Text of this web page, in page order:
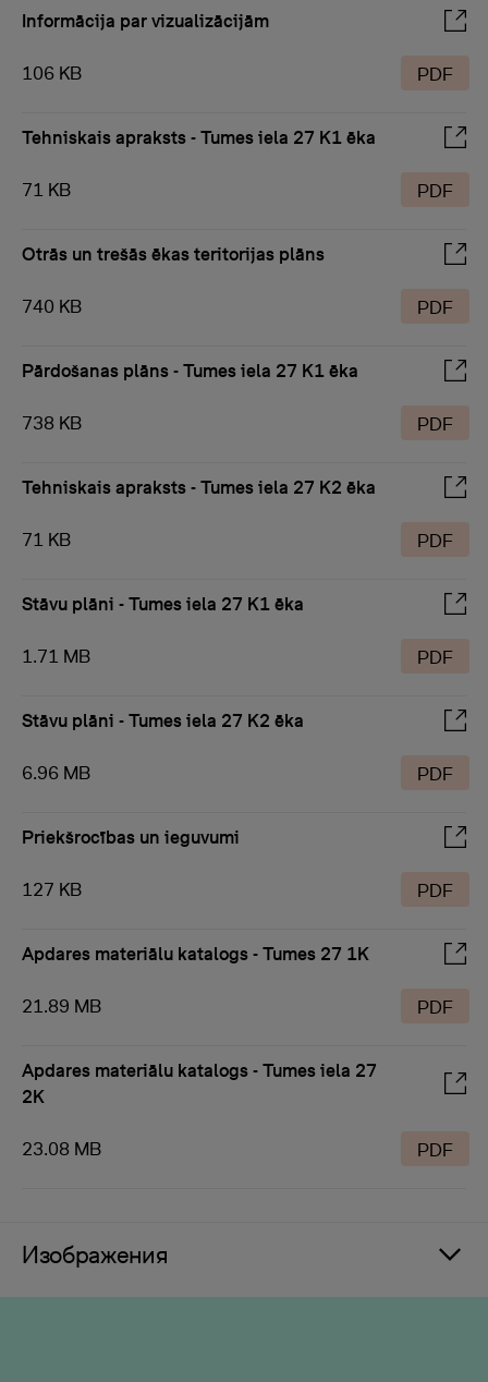
Informācija par vizualizācijām
106 KB PDF
Tehniskais apraksts - Tumes iela 27 K1 ēka
71 KB PDF
Otrās un trešās ēkas teritorijas plāns
740 KB PDF
Pārdošanas plāns - Tumes iela 27 K1 ēka
738 KB PDF
Tehniskais apraksts - Tumes iela 27 K2 ēka
71 KB PDF
Stāvu plāni - Tumes iela 27 K1 ēka
1.71 MB PDF
Stāvu plāni - Tumes iela 27 K2 ēka
6.96 MB PDF
Priekšrocības un ieguvumi
127 KB PDF
Apdares materiālu katalogs - Tumes 27 1K
21.89 MB PDF
Apdares materiālu katalogs - Tumes iela 27
2K
23.08 MB PDF
Изображения